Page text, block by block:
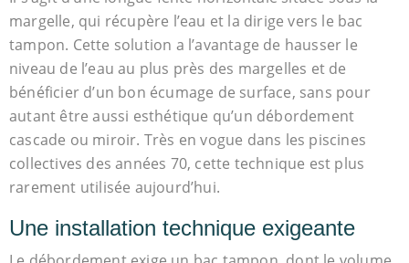
margelle, qui récupère l’eau et la dirige vers le bac
tampon. Cette solution a l’avantage de hausser le
niveau de l’eau au plus près des margelles et de
bénéficier d’un bon écumage de surface, sans pour
autant être aussi esthétique qu’un débordement
cascade ou miroir. Très en vogue dans les piscines
collectives des années 70, cette technique est plus
rarement utilisée aujourd’hui.
Une installation technique exigeante